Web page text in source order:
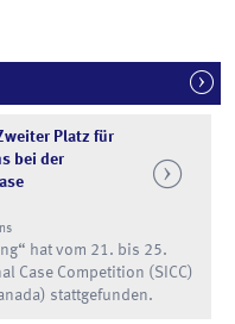
Platz für
bei der
hat vom 21. bis 25.
Case Competition (SICC)
stattgefunden.